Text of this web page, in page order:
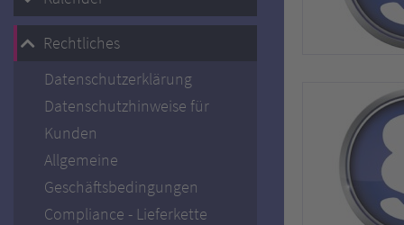
Rechtliches
Datenschutzerklärung
Datenschutzhinweise für
Kunden
Allgemeine
Geschäftsbedingungen
Compliance - Lieferkette